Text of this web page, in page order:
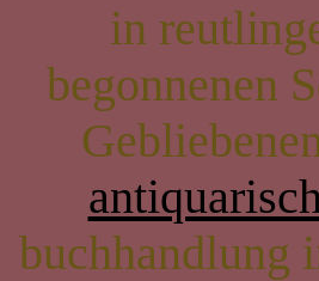
in
begonnenen
buchhandlung